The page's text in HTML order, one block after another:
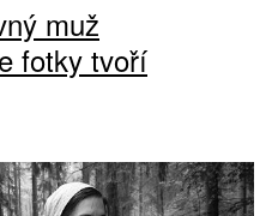
muž
fotky tvoří